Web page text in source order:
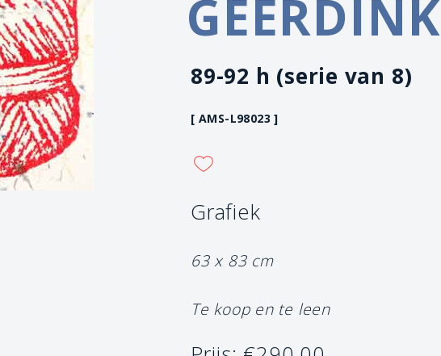
GEERDINK
89-92 h (serie van 8)
[ AMS-L98023 ]
Grafiek
63 x 83 cm
Te koop en te leen